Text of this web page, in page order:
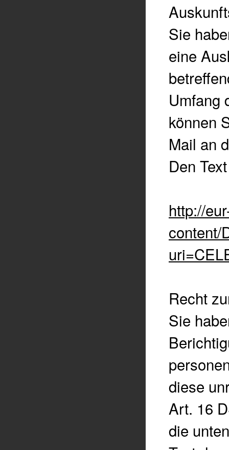
Sie
eine
Umfang
können
Mail an
Den
http://
content/
Recht
Sie
diese
Art. 16
die